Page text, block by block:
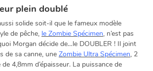
plein doublé
solide soit-il que le fameux modèle
de pêche, le Zombie Spécimen, n’est pas
Morgan décide de…le DOUBLER ! Il joint
de sa canne, une Zombie Ultra Spécimen, 2
4,8mm d’épaisseur. La puissance de